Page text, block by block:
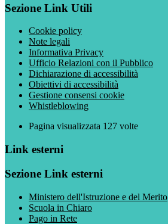
Sezione Link Utili
Cookie policy
Note legali
Informativa Privacy
Ufficio Relazioni con il Pubblico
Dichiarazione di accessibilità
Obiettivi di accessibilità
Gestione consensi cookie
Whistleblowing
Pagina visualizzata 127 volte
Link esterni
Sezione Link esterni
Ministero dell'Istruzione e del Merito
Scuola in Chiaro
Pago in Rete